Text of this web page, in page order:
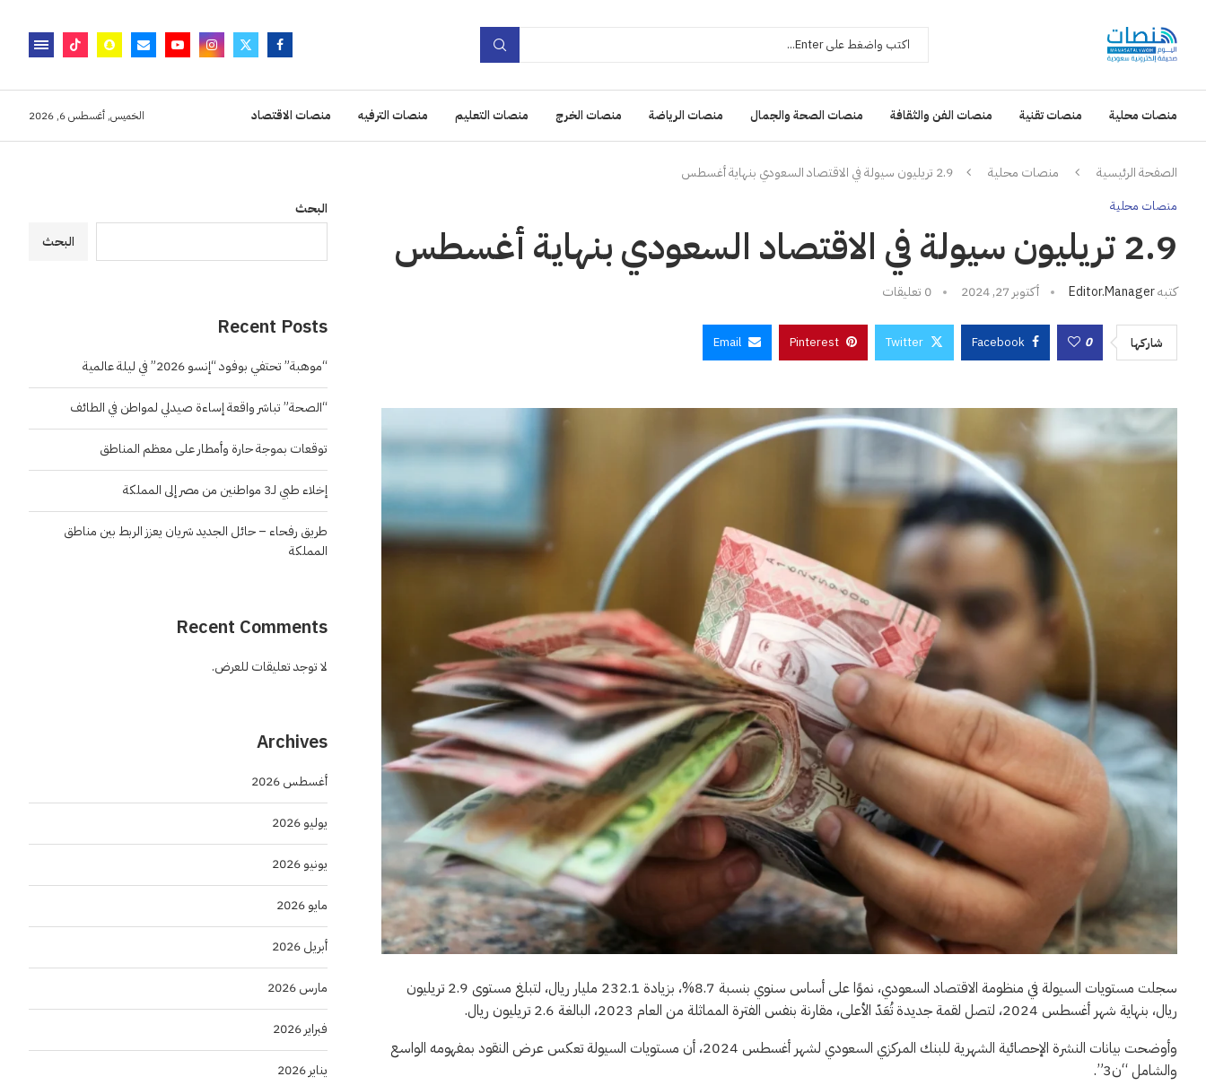
منصات محلية منصات تقنية منصات الفن والثقافة منصات الصحة والجمال منصات الرياضة منصات الخرج منصات التعليم منصات الترفيه منصات الاقتصاد الخميس, أغسطس 6, 2026
الصفحة الرئيسية منصات محلية 2.9 تريليون سيولة في الاقتصاد السعودي بنهاية أغسطس
منصات محلية
2.9 تريليون سيولة في الاقتصاد السعودي بنهاية أغسطس
كتبهEditor.manager أكتوبر 27, 2024 0 تعليقات
شاركها 0
Facebook
Twitter
Pinterest
Email
سجلت مستويات السيولة في منظومة الاقتصاد السعودي، نموًا على أساس سنوي بنسبة 8.7%، بزيادة 232.1 مليار ريال، لتبلغ مستوى 2.9 تريليون
ريال، بنهاية شهر أغسطس 2024، لتصل لقمة جديدة تُعَدّ الأعلى، مقارنة بنفس الفترة المماثلة من العام 2023، البالغة 2.6 تريليون ريال.
وأوضحت بيانات النشرة الإحصائية الشهرية للبنك المركزي السعودي لشهر أغسطس 2024، أن مستويات السيولة تعكس عرض النقود بمفهومه الواسع
والشامل “ن3”.
البحث
البحث
Recent Posts
“موهبة” تحتفي بوفود “إنسو 2026” في ليلة عالمية
“الصحة” تباشر واقعة إساءة صيدلي لمواطن في الطائف
توقعات بموجة حارة وأمطار على معظم المناطق
إخلاء طبي لـ3 مواطنين من مصر إلى المملكة
طريق رفحاء – حائل الجديد شريان يعزز الربط بين مناطق
المملكة
Recent Comments
لا توجد تعليقات للعرض.
Archives
أغسطس 2026
يوليو 2026
يونيو 2026
مايو 2026
أبريل 2026
مارس 2026
فبراير 2026
يناير 2026